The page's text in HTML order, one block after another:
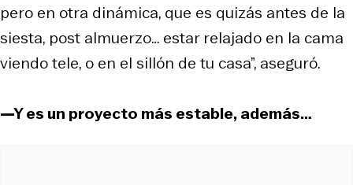
pero en otra dinámica, que es quizás antes de la
siesta, post almuerzo… estar relajado en la cama
viendo tele, o en el sillón de tu casa”, aseguró.
—Y es un proyecto más estable, además…